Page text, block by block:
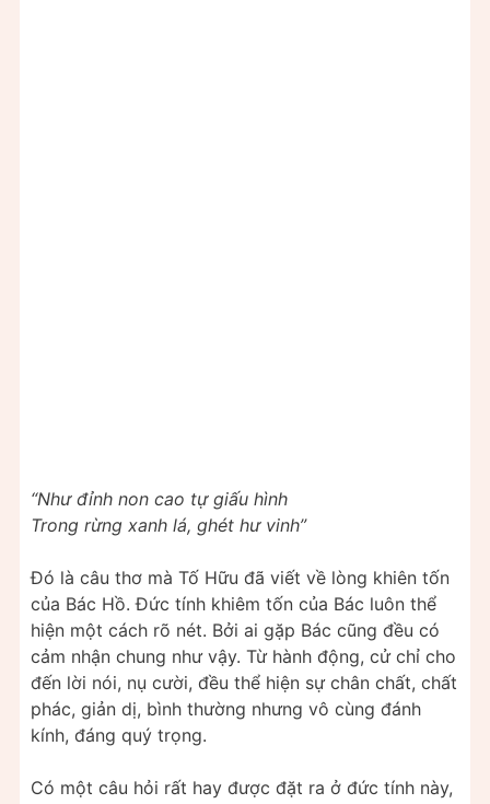
“Như đỉnh non cao tự giấu hình
Trong rừng xanh lá, ghét hư vinh”
Đó là câu thơ mà Tố Hữu đã viết về lòng khiên tốn
của Bác Hồ. Đức tính khiêm tốn của Bác luôn thể
hiện một cách rõ nét. Bởi ai gặp Bác cũng đều có
cảm nhận chung như vậy. Từ hành động, cử chỉ cho
đến lời nói, nụ cười, đều thể hiện sự chân chất, chất
phác, giản dị, bình thường nhưng vô cùng đánh
kính, đáng quý trọng.
Có một câu hỏi rất hay được đặt ra ở đức tính này,